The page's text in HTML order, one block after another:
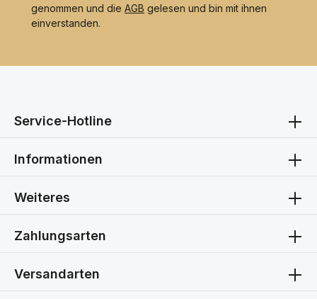
genommen und die AGB gelesen und bin mit ihnen
einverstanden.
Service-Hotline
Informationen
Weiteres
Zahlungsarten
Versandarten